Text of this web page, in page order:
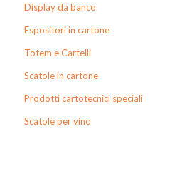
Display da banco
Espositori in cartone
Totem e Cartelli
Scatole in cartone
Prodotti cartotecnici speciali
Scatole per vino